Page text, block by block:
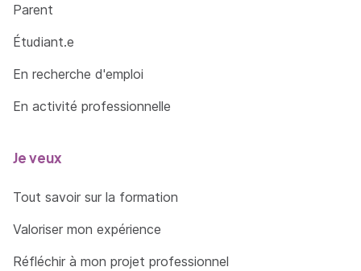
Parent
Étudiant.e
En recherche d'emploi
En activité professionnelle
Je veux
Tout savoir sur la formation
Valoriser mon expérience
Réfléchir à mon projet professionnel